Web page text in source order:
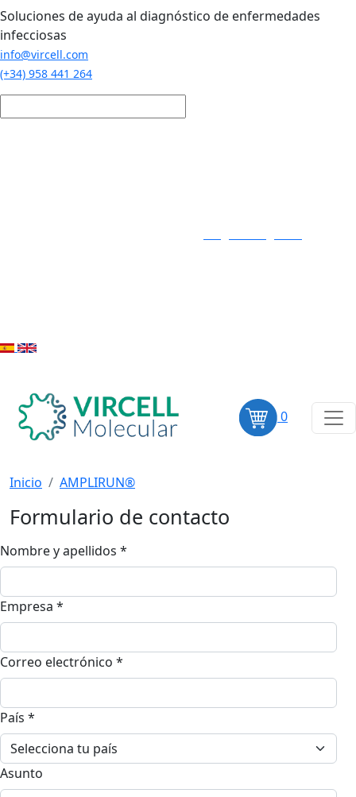
Pasar al contenido principal
Soluciones de ayuda al diagnóstico de enfermedades
infecciosas
info@vircell.com
(+34) 958 441 264
0
Inicio AMPLIRUN®
Formulario de contacto
Nombre y apellidos *
Empresa *
Correo electrónico *
País *
Asunto